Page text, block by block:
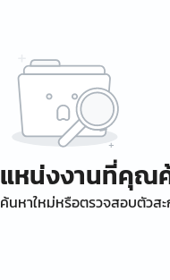
หน่งงานที่คุณ
นหาใหม่หรือตรวจสอบตัวส